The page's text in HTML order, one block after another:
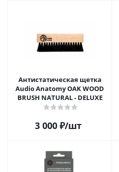
Антистатическая щетка
Audio Anatomy OAK WOOD
BRUSH NATURAL - DELUXE
3 000₽/шт